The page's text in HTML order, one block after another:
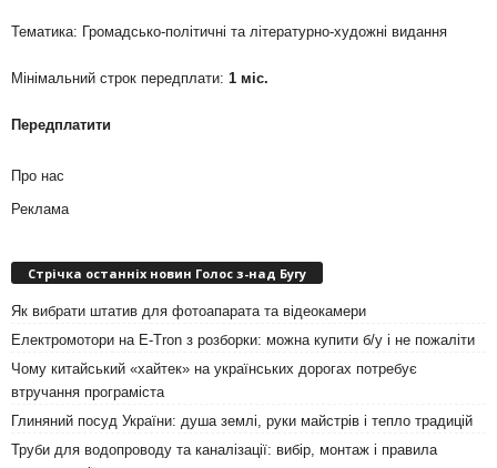
Тематика: Громадсько-політичні та літературно-художні видання
Мінімальний строк передплати: 1 міс.
Передплатити
Про нас
Реклама
Стрічка останніх новин Голос з-над Бугу
Як вибрати штатив для фотоапарата та відеокамери
Електромотори на E-Tron з розборки: можна купити б/у і не пожаліти
Чому китайський «хайтек» на українських дорогах потребує
втручання програміста
Глиняний посуд України: душа землі, руки майстрів і тепло традицій
Труби для водопроводу та каналізації: вибір, монтаж і правила